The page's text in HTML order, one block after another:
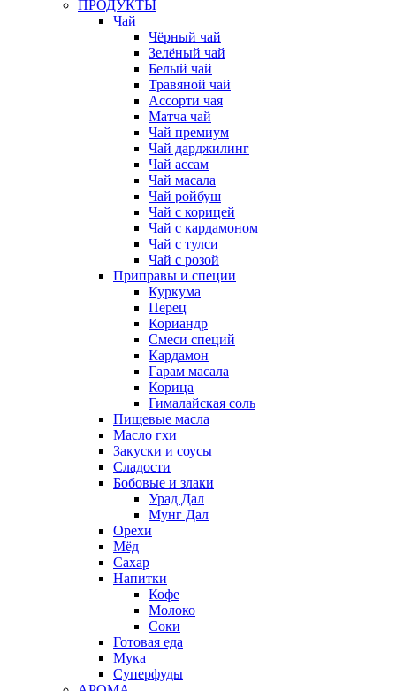
ПРОДУКТЫ
Чай
Чёрный чай
Зелёный чай
Белый чай
Травяной чай
Ассорти чая
Матча чай
Чай премиум
Чай дарджилинг
Чай ассам
Чай масала
Чай ройбуш
Чай с корицей
Чай с кардамоном
Чай с тулси
Чай с розой
Приправы и специи
Куркума
Перец
Кориандр
Смеси специй
Кардамон
Гарам масала
Корица
Гималайская соль
Пищевые масла
Масло гхи
Закуски и соусы
Сладости
Бобовые и злаки
Урад Дал
Мунг Дал
Орехи
Мёд
Сахар
Напитки
Кофе
Молоко
Соки
Готовая еда
Мука
Суперфуды